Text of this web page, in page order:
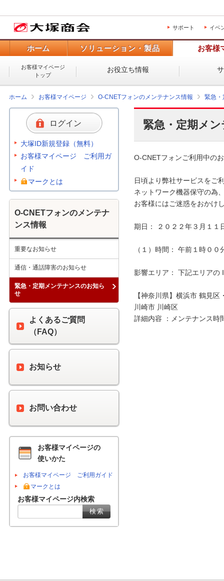
サポート イベ
ホーム ソリューション・製品 お客様
お客様マイページ
トップ
お役立ち情報
ホーム お客様マイページ O-CNETフォンのメンテナンス情報 緊急・
緊急・定期メ
O-CNETフォンご利用中の
日頃より弊社サービスをご
ネットワーク機器保守の為
お客様にはご迷惑をおかけ
期日： ２０２２年３月１１
（１）時間： 午前１時０
影響エリア： 下記エリアの
【神奈川県】横浜市 鶴見
川崎市 川崎区
詳細内容 ：メンテナンス時
ログイン
大塚ID新規登録（無料）
お客様マイページ ご利用ガ
イド
マークとは
O-CNETフォンのメンテナ
ンス情報
重要なお知らせ
通信・通話障害のお知らせ
緊急・定期メンテナンスのお知ら
せ
よくあるご質問
（FAQ）
お知らせ
お問い合わせ
お客様マイページの
使いかた
お客様マイページ ご利用ガイド
マークとは
お客様マイページ内検索